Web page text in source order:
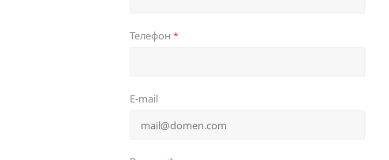
Телефон *
E-mail